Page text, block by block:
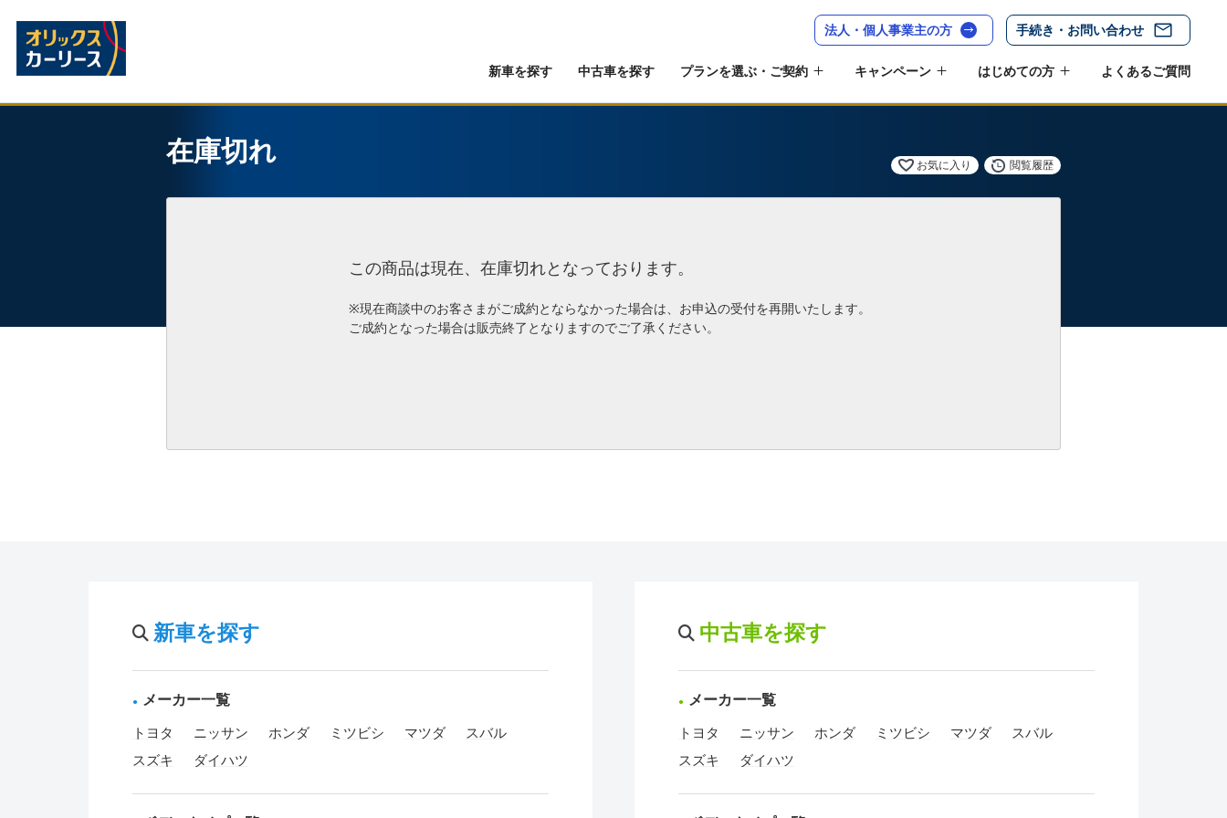
法人・個人事業主の方 手続き・お問い合わせ
新車を探す 中古車を探す プランを選ぶ・ご契約 キャンペーン はじめての方 よくあるご質問
在庫切れ お気に入り 閲覧履歴
この商品は現在、在庫切れとなっております。
※現在商談中のお客さまがご成約とならなかった場合は、お申込の受付を再開いたします。
ご成約となった場合は販売終了となりますのでご了承ください。
新車を探す
メーカー一覧
トヨタ ニッサン ホンダ ミツビシ マツダ
スバル
スズキ
ダイハツ
中古車を探す
メーカー一覧
トヨタ ニッサン ホンダ ミツビシ マツダ
スバル
スズキ
ダイハツ